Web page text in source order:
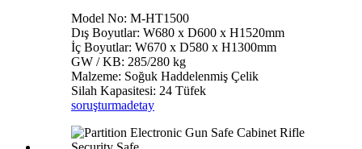
Model No: M-HT1500
Dış Boyutlar: W680 x D600 x H1520mm
İç Boyutlar: W670 x D580 x H1300mm
GW / KB: 285/280 kg
Malzeme: Soğuk Haddelenmiş Çelik
Silah Kapasitesi: 24 Tüfek
soruşturmadetay